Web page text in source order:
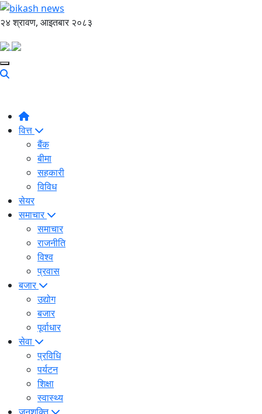
२४ श्रावण, आइतबार २०८३
वित्त
बैंक
बीमा
सहकारी
विविध
सेयर
समाचार
समाचार
राजनीति
विश्व
प्रवास
बजार
उद्योग
बजार
पूर्वाधार
सेवा
प्रविधि
पर्यटन
शिक्षा
स्वास्थ्य